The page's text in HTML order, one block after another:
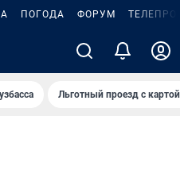
ПОГОДА ФОРУМ
Льготный проезд с